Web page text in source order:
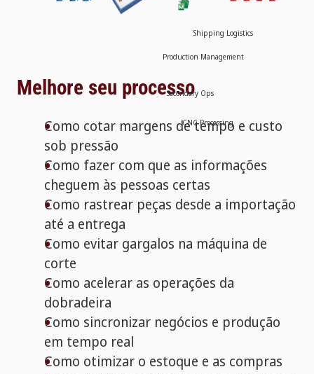
Shipping Logistics
Production Management
Secondary Ops
CNC Processing
Melhore seu processo
Como cotar margens de tempo e custo
sob pressão
Como fazer com que as informações
cheguem às pessoas certas
Como rastrear peças desde a importação
até a entrega
Como evitar gargalos na máquina de
corte
Como acelerar as operações da
dobradeira
Como sincronizar negócios e produção
em tempo real
Como otimizar o estoque e as compras